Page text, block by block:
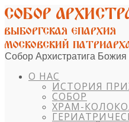
Собор Архистратига
О НАС
ИСТОРИЯ
СОБОР
ХРАМ-